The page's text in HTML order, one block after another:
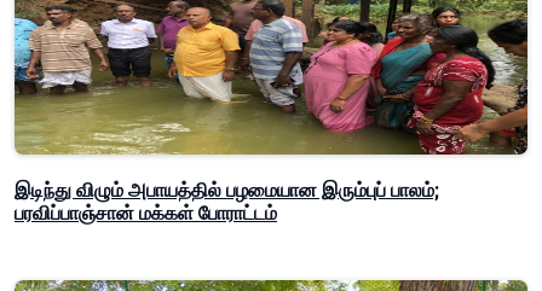
இடிந்து விழும் அபாயத்தில் பழமையான இரும்புப் பாலம்;
பரவிப்பாஞ்சான் மக்கள் போராட்டம்